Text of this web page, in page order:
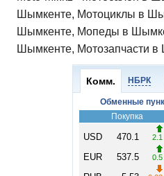
Шымкенте, Мотоциклы в
Шымкенте, Мопеды в
Шымкенте, Мотозапчасти